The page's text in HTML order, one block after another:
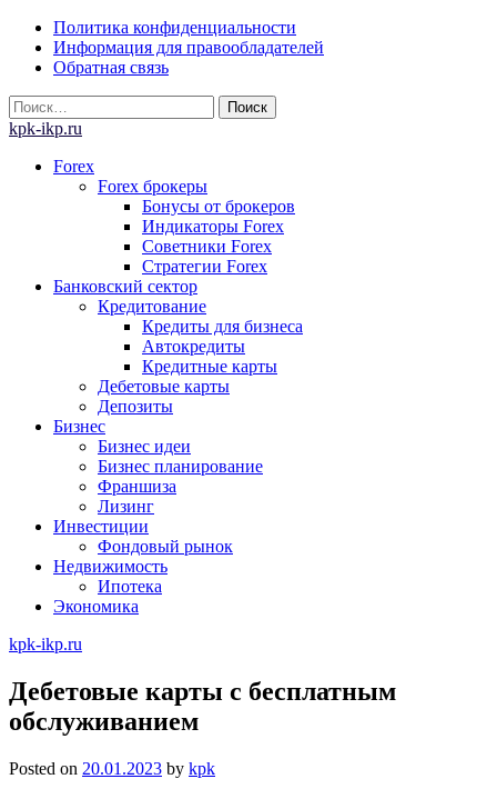
Skip
content
Политика конфиденциальности
Информация для правообладателей
Обратная связь
Найти:
kpk-ikp.ru
Forex
Forex брокеры
Бонусы от брокеров
Индикаторы Forex
Советники Forex
Стратегии Forex
Банковский сектор
Кредитование
Кредиты для бизнеса
Автокредиты
Кредитные карты
Дебетовые карты
Депозиты
Бизнес
Бизнес идеи
Бизнес планирование
Франшиза
Лизинг
Инвестиции
Фондовый рынок
Недвижимость
Ипотека
Экономика
kpk-ikp.ru
Дебетовые карты с бесплатным
обслуживанием
Posted on 20.01.2023 by kpk